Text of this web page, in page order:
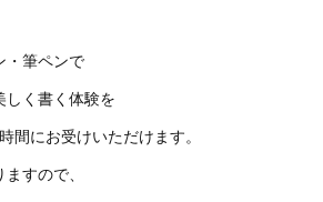
・筆ペンで
しく書く体験を
間にお受けいただけます。
すので、